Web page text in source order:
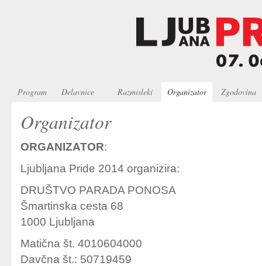
Program Delavnice Razmisleki Organizator Zgodovina
Organizator
ORGANIZATOR:
Ljubljana Pride 2014 organizira:
DRUŠTVO PARADA PONOSA
Šmartinska cesta 68
1000 Ljubljana
Matična št. 4010604000
Davčna št.: 50719459